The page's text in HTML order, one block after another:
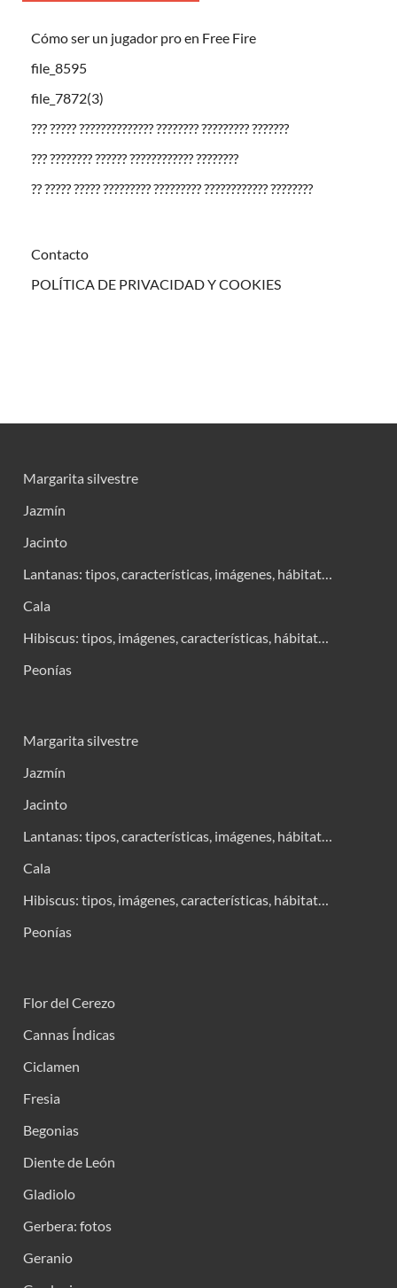
Cómo ser un jugador pro en Free Fire
file_8595
file_7872(3)
??? ????? ?????????????? ???????? ????????? ???????
??? ???????? ?????? ???????????? ????????
?? ????? ????? ????????? ????????? ???????????? ????????
Contacto
POLÍTICA DE PRIVACIDAD Y COOKIES
Margarita silvestre
Jazmín
Jacinto
Lantanas: tipos, características, imágenes, hábitat…
Cala
Hibiscus: tipos, imágenes, características, hábitat…
Peonías
Margarita silvestre
Jazmín
Jacinto
Lantanas: tipos, características, imágenes, hábitat…
Cala
Hibiscus: tipos, imágenes, características, hábitat…
Peonías
Flor del Cerezo
Cannas Índicas
Ciclamen
Fresia
Begonias
Diente de León
Gladiolo
Gerbera: fotos
Geranio